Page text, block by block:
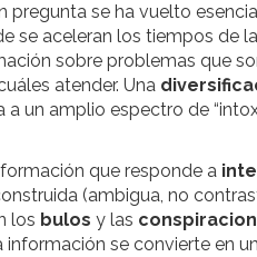
pregunta se ha vuelto
se aceleran los tiempos de
sobre problemas que
atender. Una
un amplio espectro de
que responde a
(ambigua, no
los bulos y las
se convierte en